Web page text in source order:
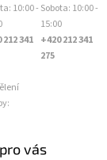
10:00 -
212 341
Sobota: 10:00 -
15:00
+420 212 341
275
vás